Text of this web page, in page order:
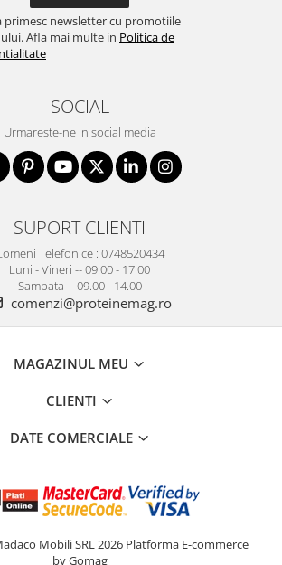
primesc newsletter cu promotiile
Afla mai multe in Politica de
SOCIAL
Urmareste-ne in social media
SUPORT CLIENTI
Telefonice : 0748520434
Luni - Vineri -- 09.00 - 17.00
Sambata -- 09.00 - 14.00
comenzi@proteinemag.ro
MAGAZINUL MEU
CLIENTI
DATE COMERCIALE
Mobili SRL 2026 Platforma E-commerce
by Gomag